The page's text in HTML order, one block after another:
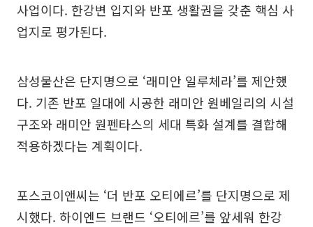
사업이다. 한강변 입지와 반포 생활권을 갖춘 핵심 사
업지로 평가된다.
삼성물산은 단지명으로 ‘래미안 일루체라’를 제안했
다. 기존 반포 일대에 시공한 래미안 원베일리의 시설
구조와 래미안 원펜타스의 세대 특화 설계를 결합해
적용하겠다는 계획이다.
포스코이앤씨는 ‘더 반포 오티에르’를 단지명으로 제
시했다. 하이엔드 브랜드 ‘오티에르’를 앞세워 한강